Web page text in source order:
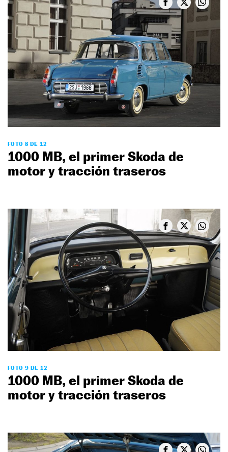
FOTO 8 DE 12
1000 MB, el primer Skoda de
motor y tracción traseros
FOTO 9 DE 12
1000 MB, el primer Skoda de
motor y tracción traseros